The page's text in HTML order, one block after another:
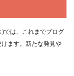
では、これまでブログ
ます。新たな発見や